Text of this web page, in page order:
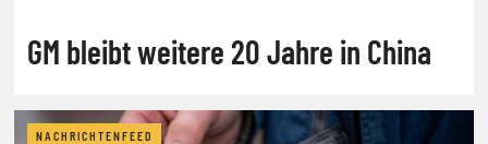
GM bleibt weitere 20 Jahre in China
NACHRICHTENFEED